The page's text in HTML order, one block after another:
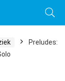
Preludes: